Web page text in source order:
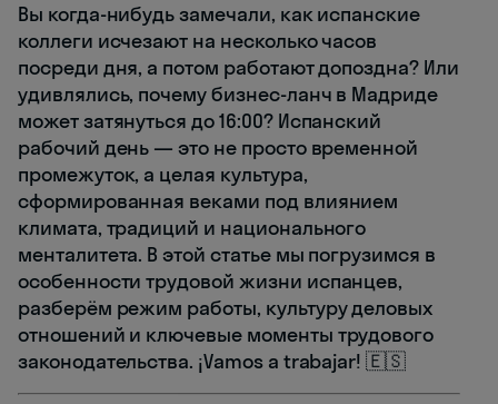
Вы когда-нибудь замечали, как испанские
коллеги исчезают на несколько часов
посреди дня, а потом работают допоздна? Или
удивлялись, почему бизнес-ланч в Мадриде
может затянуться до 16:00? Испанский
рабочий день — это не просто временной
промежуток, а целая культура,
сформированная веками под влиянием
климата, традиций и национального
менталитета. В этой статье мы погрузимся в
особенности трудовой жизни испанцев,
разберём режим работы, культуру деловых
отношений и ключевые моменты трудового
законодательства. ¡Vamos a trabajar! 🇪🇸